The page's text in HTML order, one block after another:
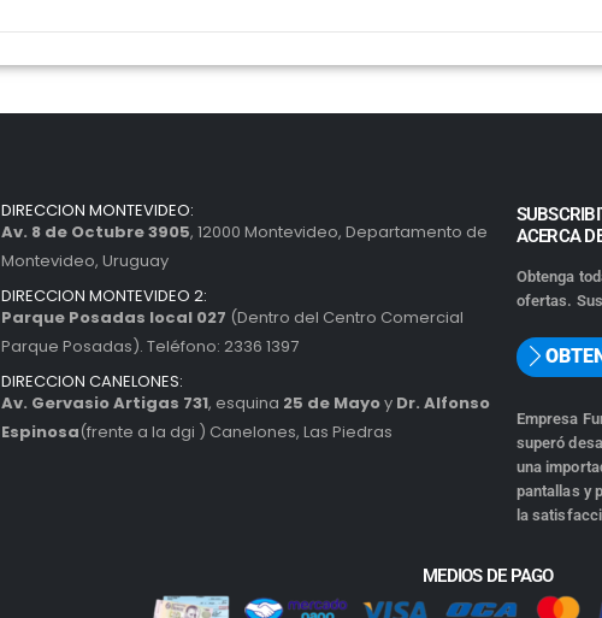
DIRECCION MONTEVIDEO:
Av. 8 de Octubre 3905, 12000 Montevideo, Departamento de
Montevideo, Uruguay
DIRECCION MONTEVIDEO 2:
Parque Posadas local 027 (Dentro del Centro Comercial
Parque Posadas). Teléfono: 2336 1397
DIRECCION CANELONES:
Av. Gervasio Artigas 731, esquina 25 de Mayoy Dr. Alfonso
Espinosa(frente a la dgi ) Canelones, Las Piedras
ACERCA
Obtenga
ofertas.
Empresa
superó
una
pantallas y
la
MEDIOS DE PAGO